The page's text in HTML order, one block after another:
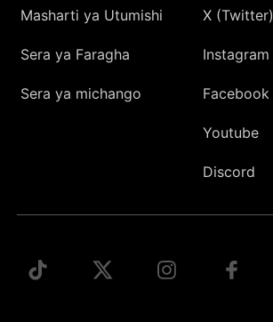
Masharti ya Utumishi
Sera ya Faragha
Sera ya michango
X (Twitter)
Instagram
Facebook
Youtube
Discord